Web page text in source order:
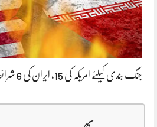
جنگ بندی کیلئے امریکہ کی 15، ایران کی 6 شرائط